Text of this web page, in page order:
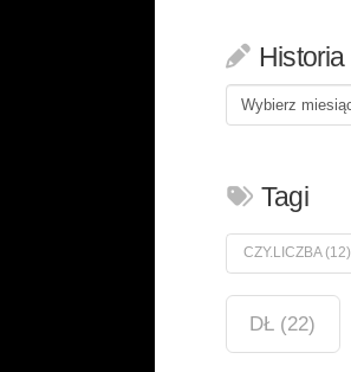
Historia
Historia
Tagi
CZY.LICZBA(12)
DŁ (22)